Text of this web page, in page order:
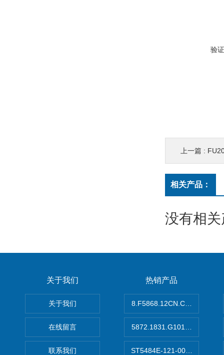
验
上一篇 :
相关产品：
没有相
关于我们
关于我们
在线留言
联系我们
热销产品
8.F5868.12CN.C122德国
5872.1831.G101德国库伯勒
ST5484E-121-0032-00美国